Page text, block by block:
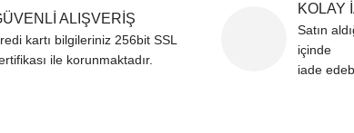
ALIŞVERİŞ
kartı bilgileriniz 256bit SSL
ile korunmaktadır.
KOLAY
Satın
içinde
iade